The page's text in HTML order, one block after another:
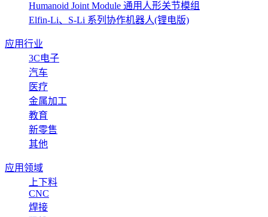
Humanoid Joint Module 通用人形关节模组
Elfin-Li、S-Li 系列协作机器人(锂电版)
应用行业
3C电子
汽车
医疗
金属加工
教育
新零售
其他
应用领域
上下料
CNC
焊接